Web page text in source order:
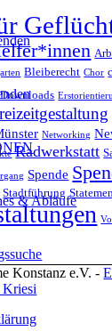
& Abläufe
Bleiberecht Chor
Downloads
Networking
Radwerkstatt
Spende
Stadtführung
Konstanz e.V. -
Kriesi